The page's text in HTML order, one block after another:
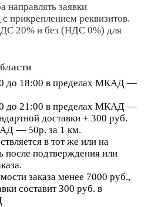
направлять заявки
с прикреплением реквизитов.
20% и без (НДС 0%) для
до 18:00 в пределах МКАД —
до 21:00 в пределах МКАД —
доставки + 300 руб.
— 50р. за 1 км.
в тот же или на
подтверждения или
заказа менее 7000 руб.,
составит 300 руб. в